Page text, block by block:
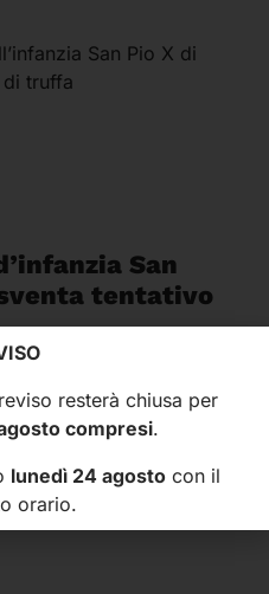
San Pio X di
truffa
San
tentativo
San Pio X di
un tentativo di
La dinamica del fatto
resterà chiusa per
compresi.
lunedì 24 agosto con il
orario.